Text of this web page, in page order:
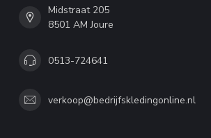
Midstraat 205
8501 AM Joure
0513-724641
verkoop@bedrijfskledingonline.nl